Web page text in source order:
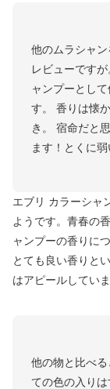
他のムラシャ
レビューです
ャンプーとし
す。 香りは懐
き。 宿命だと
ます！とくに
エブリ カラーシャ
ようです。青春の
ャンプーの香りに
とても良い香りと
はアピールしていま
他の物と比べ
ての色の入り